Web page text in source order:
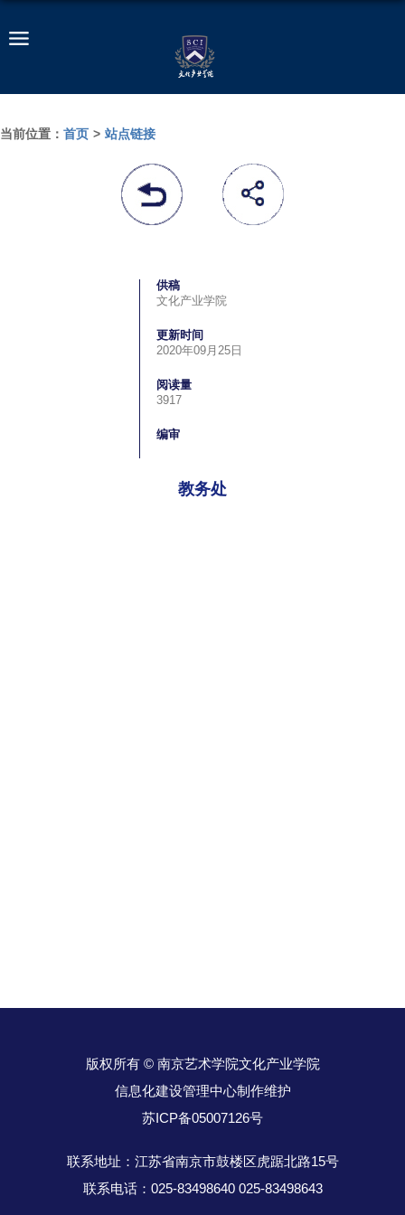
当前位置： 首页 > 站点链接
供稿
文化产业学院
更新时间
2020年09月25日
阅读量
3917
编审
教务处
版权所有 © 南京艺术学院文化产业学院
信息化建设管理中心制作维护
苏ICP备05007126号
联系地址：江苏省南京市鼓楼区虎踞北路15号
联系电话：025-83498640 025-83498643